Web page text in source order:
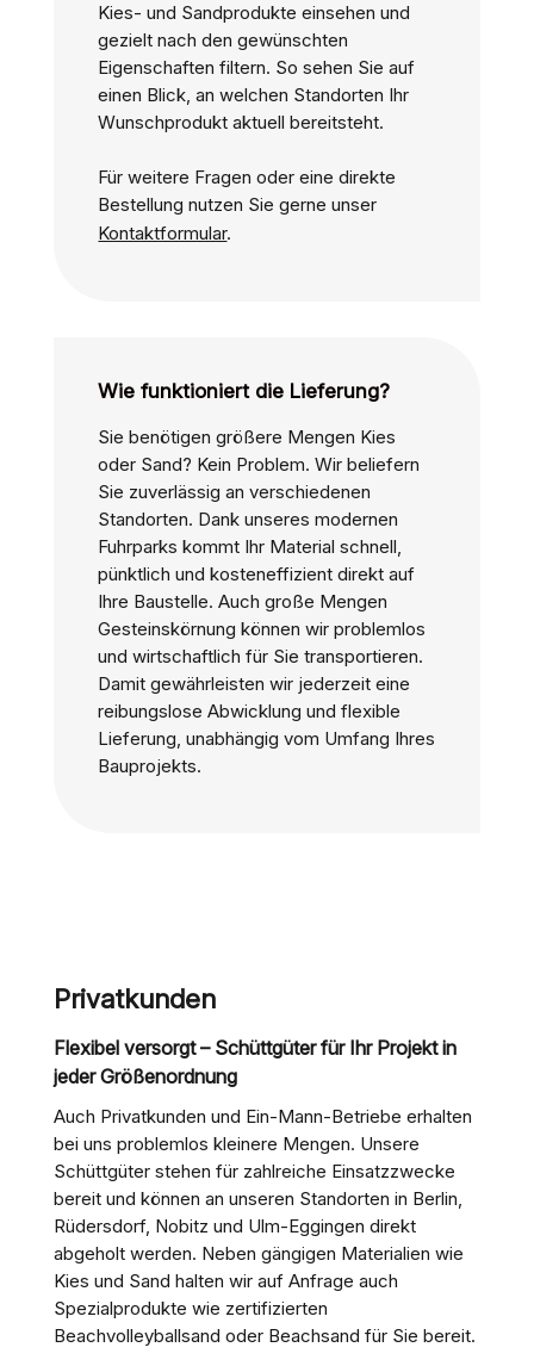
Kies- und Sandprodukte einsehen und
gezielt nach den gewünschten
Eigenschaften filtern. So sehen Sie auf
einen Blick, an welchen Standorten Ihr
Wunschprodukt aktuell bereitsteht.
Für weitere Fragen oder eine direkte
Bestellung nutzen Sie gerne unser
Kontaktformular.
Wie funktioniert die Lieferung?
Sie benötigen größere Mengen Kies
oder Sand? Kein Problem. Wir beliefern
Sie zuverlässig an verschiedenen
Standorten. Dank unseres modernen
Fuhrparks kommt Ihr Material schnell,
pünktlich und kosteneffizient direkt auf
Ihre Baustelle. Auch große Mengen
Gesteinskörnung können wir problemlos
und wirtschaftlich für Sie transportieren.
Damit gewährleisten wir jederzeit eine
reibungslose Abwicklung und flexible
Lieferung, unabhängig vom Umfang Ihres
Bauprojekts.
Privatkunden
Flexibel versorgt – Schüttgüter für Ihr Projekt in
jeder Größenordnung
Auch Privatkunden und Ein-Mann-Betriebe erhalten
bei uns problemlos kleinere Mengen. Unsere
Schüttgüter stehen für zahlreiche Einsatzzwecke
bereit und können an unseren Standorten in Berlin,
Rüdersdorf, Nobitz und Ulm-Eggingen direkt
abgeholt werden. Neben gängigen Materialien wie
Kies und Sand halten wir auf Anfrage auch
Spezialprodukte wie zertifizierten
Beachvolleyballsand oder Beachsand für Sie bereit.